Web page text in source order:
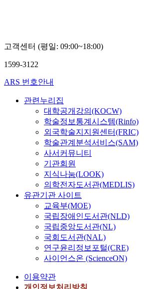
고객센터 (평일: 09:00~18:00)
1599-3122
ARS 번호안내
관련누리집
대학공개강의(KOCW)
학술정보통계시스템(Rinfo)
외국학술지지원센터(FRIC)
학술관계분석서비스(SAM)
사서커뮤니티
기관회원
지식나눔(LOOK)
의학전자도서관(MEDLIS)
유관기관 사이트
교육부(MOE)
국립장애인도서관(NLD)
국립중앙도서관(NL)
국회도서관(NAL)
연구윤리정보포털(CRE)
사이언스온 (ScienceON)
이용약관